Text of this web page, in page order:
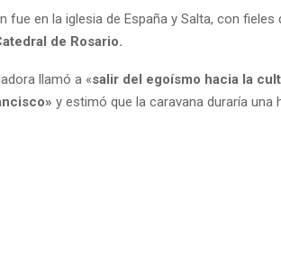
fue en la iglesia de España y Salta, con fieles
de Rosario.
llamó a «salir del egoísmo hacia la
y estimó que la caravana duraría una